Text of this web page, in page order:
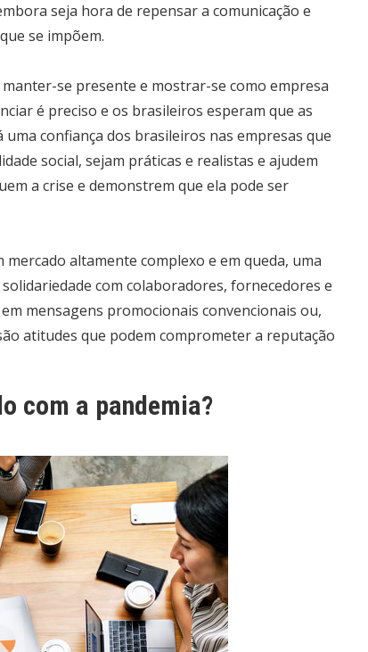
seja hora de repensar a comunicação e
se impõem.
se presente e mostrar-se como empresa
é preciso e os brasileiros esperam que as
confiança dos brasileiros nas empresas que
social, sejam práticas e realistas e ajudem
a crise e demonstrem que ela pode ser
altamente complexo e em queda, uma
com colaboradores, fornecedores e
mensagens promocionais convencionais ou,
atitudes que podem comprometer a reputação
com a pandemia?